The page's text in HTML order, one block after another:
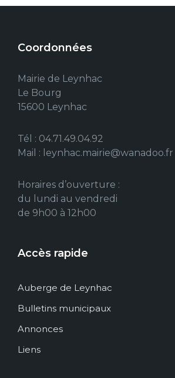
Coordonnées
Mairie de Leynhac
Le Bourg
15600 Leynhac
Tél : 04.71.49.04.92
Mail : leynhac.mairie@wanadoo.fr
Horaires d’ouverture :
du lundi au vendredi
de 9h00 à 12h00
Accès rapide
Auberge de Leynhac
Bulletins municipaux
Annonces
Liens